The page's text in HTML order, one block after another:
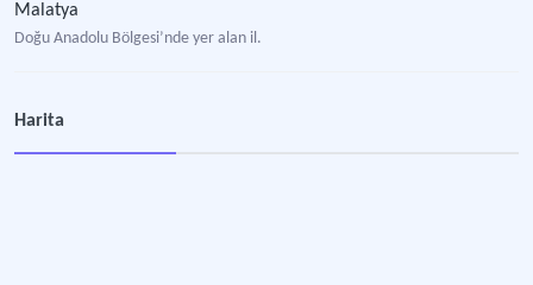
Malatya
Doğu Anadolu Bölgesi’nde yer alan il.
Harita